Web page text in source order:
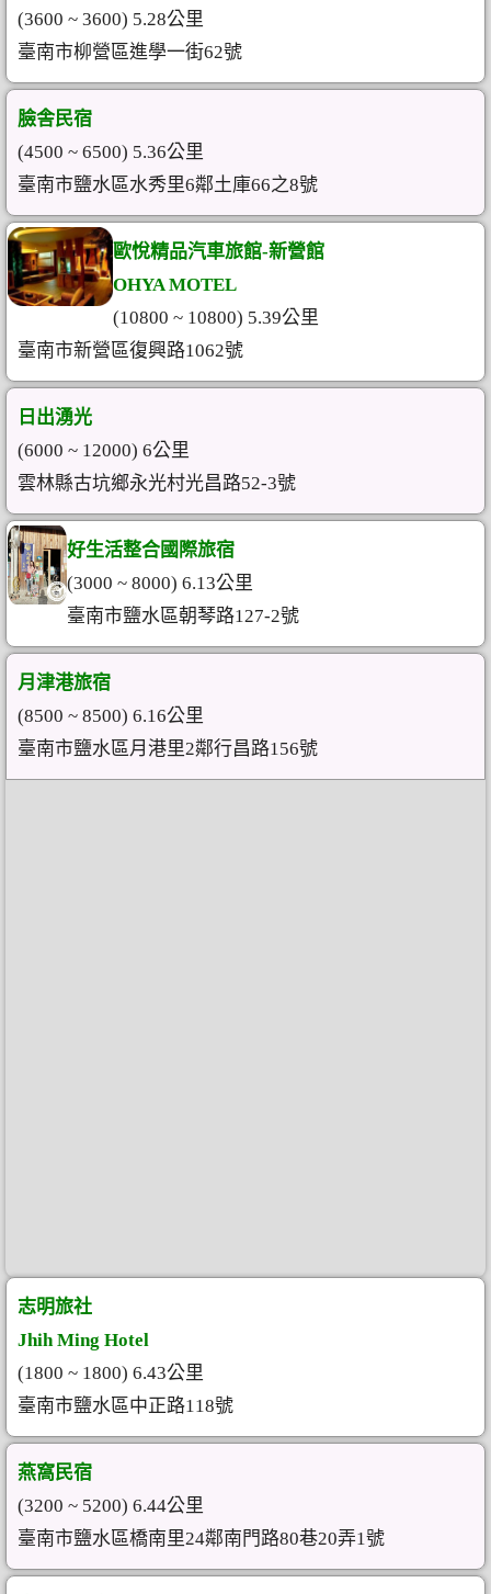
(3600 ~ 3600) 5.28公里
臺南市柳營區進學一街62號
臉舎民宿
(4500 ~ 6500) 5.36公里
臺南市鹽水區水秀里6鄰土庫66之8號
歐悅精品汽車旅館-新營館
OHYA MOTEL
(10800 ~ 10800) 5.39公里
臺南市新營區復興路1062號
日出湧光
(6000 ~ 12000) 6公里
雲林縣古坑鄉永光村光昌路52-3號
好生活整合國際旅宿
(3000 ~ 8000) 6.13公里
臺南市鹽水區朝琴路127-2號
月津港旅宿
(8500 ~ 8500) 6.16公里
臺南市鹽水區月港里2鄰行昌路156號
志明旅社
Jhih Ming Hotel
(1800 ~ 1800) 6.43公里
臺南市鹽水區中正路118號
燕窩民宿
(3200 ~ 5200) 6.44公里
臺南市鹽水區橋南里24鄰南門路80巷20弄1號